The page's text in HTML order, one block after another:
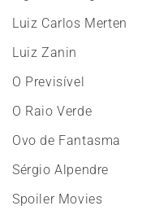
Luiz Carlos Merten
Luiz Zanin
O Previsível
O Raio Verde
Ovo de Fantasma
Sérgio Alpendre
Spoiler Movies